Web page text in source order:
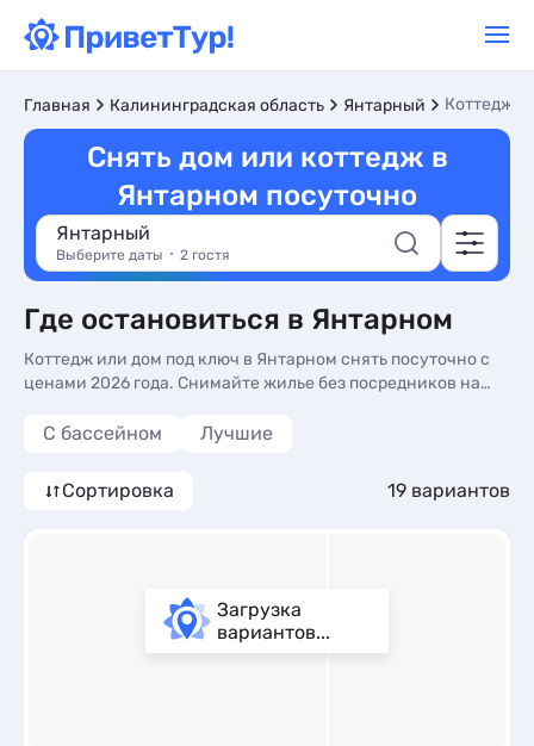
Главная Калининградская область Янтарный Коттеджи
Снять дом или коттедж в
Янтарном посуточно
Янтарный
Выберите даты 2 гостя
Где остановиться в Янтарном
Коттедж или дом под ключ в Янтарном снять посуточно с
ценами 2026 года. Снимайте жилье без посредников на
напрямую связаться с владельцами жилья и
С бассейном Лучшие
Сортировка 19 вариантов
Загрузка
вариантов...